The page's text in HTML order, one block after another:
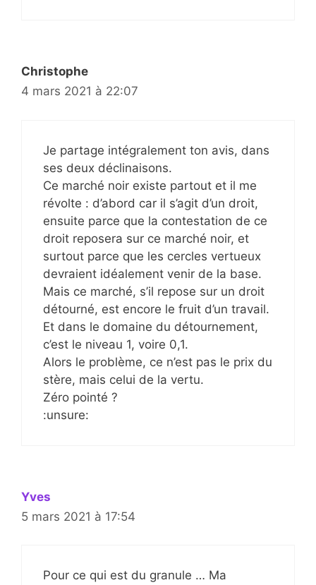
Christophe
4 mars 2021 à 22:07
Je partage intégralement ton avis, dans
ses deux déclinaisons.
Ce marché noir existe partout et il me
révolte : d’abord car il s’agit d’un droit,
ensuite parce que la contestation de ce
droit reposera sur ce marché noir, et
surtout parce que les cercles vertueux
devraient idéalement venir de la base.
Mais ce marché, s’il repose sur un droit
détourné, est encore le fruit d’un travail.
Et dans le domaine du détournement,
c’est le niveau 1, voire 0,1.
Alors le problème, ce n’est pas le prix du
stère, mais celui de la vertu.
Zéro pointé ?
:unsure:
Yves
5 mars 2021 à 17:54
Pour ce qui est du granule … Ma